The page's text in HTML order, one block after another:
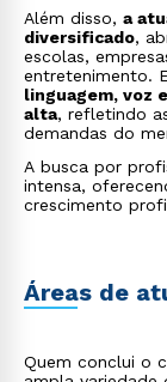
Além disso, a
diversificado,
escolas,
entretenimento.
linguagem, voz
alta, refletindo
demandas do
A busca por
intensa,
crescimento
Áreas de
Quem conclui o